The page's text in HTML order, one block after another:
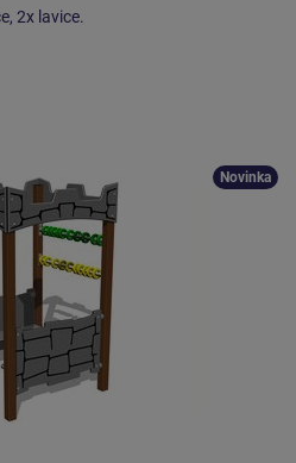
2x lavice.
Novinka